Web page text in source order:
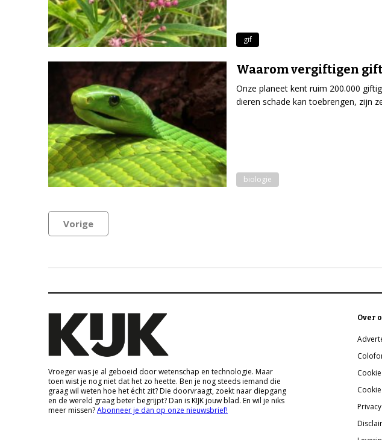
gif
Waarom vergiftigen
Onze planeet kent ruim 200.000
dieren schade kan toebrengen, zijn
biologie
Vorige
Vroeger was je al geboeid door wetenschap en technologie. Maar
toen wist je nog niet dat het zo heette. Ben je nog steeds iemand die
graag wil weten hoe het écht zit? Die doorvraagt, zoekt naar diepgang
en de wereld graag beter begrijpt? Dan is KIJK jouw blad. En wil je niks
meer missen?Abonneer je dan op onze nieuwsbrief!
Over